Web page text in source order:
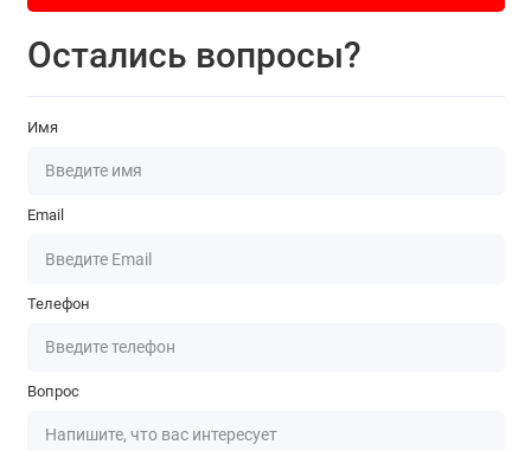
Остались вопросы?
Имя
Email
Телефон
Вопрос